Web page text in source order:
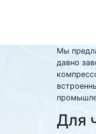
Мы
давно
Для